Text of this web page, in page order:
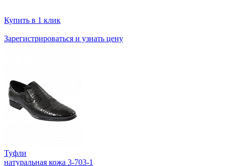
Купить в 1 клик
Зарегистрироваться и узнать цену
Туфли
натуральная кожа 3-703-1